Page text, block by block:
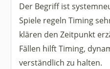
Der Begriff ist
Spiele regeln Timing
klären den Zeitpunkt
Fällen hilft Timing,
verständlich zu halten.